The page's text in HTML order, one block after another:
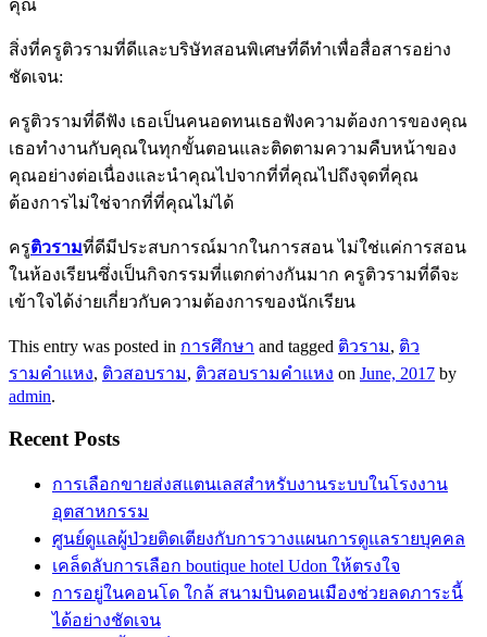
คุณ
สิ่งที่ครูติวรามที่ดีและบริษัทสอนพิเศษที่ดีทำเพื่อสื่อสารอย่าง
ชัดเจน:
ครูติวรามที่ดีฟัง เธอเป็นคนอดทนเธอฟังความต้องการของคุณ
เธอทำงานกับคุณในทุกขั้นตอนและติดตามความคืบหน้าของ
คุณอย่างต่อเนื่องและนำคุณไปจากที่ที่คุณไปถึงจุดที่คุณ
ต้องการไม่ใช่จากที่ที่คุณไม่ได้
ครูติวรามที่ดีมีประสบการณ์มากในการสอน ไม่ใช่แค่การสอน
ในห้องเรียนซึ่งเป็นกิจกรรมที่แตกต่างกันมาก ครูติวรามที่ดีจะ
เข้าใจได้ง่ายเกี่ยวกับความต้องการของนักเรียน
This entry was posted in การศึกษา and tagged ติวราม, ติว
รามคำแหง, ติวสอบราม, ติวสอบรามคำแหง on June, 2017 by
admin.
Recent Posts
การเลือกขายส่งสแตนเลสสำหรับงานระบบในโรงงาน
อุตสาหกรรม
ศูนย์ดูแลผู้ป่วยติดเตียงกับการวางแผนการดูแลรายบุคคล
เคล็ดลับการเลือก boutique hotel Udon ให้ตรงใจ
การอยู่ในคอนโด ใกล้ สนามบินดอนเมืองช่วยลดภาระนี้
ได้อย่างชัดเจน